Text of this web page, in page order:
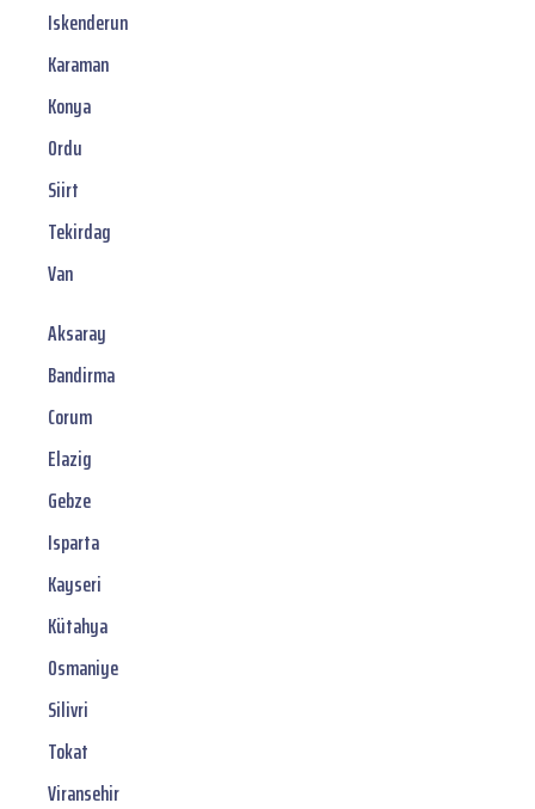
Iskenderun
Karaman
Konya
Ordu
Siirt
Tekirdag
Van
Aksaray
Bandirma
Corum
Elazig
Gebze
Isparta
Kayseri
Kütahya
Osmaniye
Silivri
Tokat
Viransehir